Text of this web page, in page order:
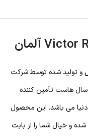
و تولید شده توسط شرکت
هاست تأمین کننده
می باشد. این محصول
و خیال شما را از بابت